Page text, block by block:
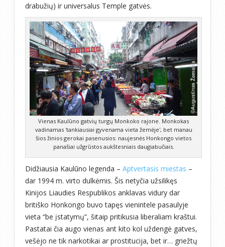
drabužių) ir universalus Temple gatvės.
Vienas Kaulūno gatvių turgų Monkoko rajone. Monkokas
vadinamas 'tankiausiai gyvenama vieta žemėje', bet manau
šios žinios gerokai pasenusios: naujesnės Honkongo vietos
panašiai užgrūstos aukštesniais daugiabučiais.
Didžiausia Kaulūno legenda – Aptvertasis miestas –
dar 1994 m. virto dulkėmis. Šis netyčia užsilikęs
Kinijos Liaudies Respublikos anklavas vidury dar
britiško Honkongo buvo tapęs vienintele pasaulyje
vieta “be įstatymų”, šitaip pritikusia liberaliam kraštui.
Pastatai čia augo vienas ant kito kol uždengė gatves,
vešėjo ne tik narkotikai ar prostitucija, bet ir… griežtų